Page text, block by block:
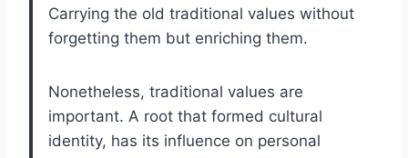
Carrying the old traditional values without
forgetting them but enriching them.
Nonetheless, traditional values are
important. A root that formed cultural
identity, has its influence on personal